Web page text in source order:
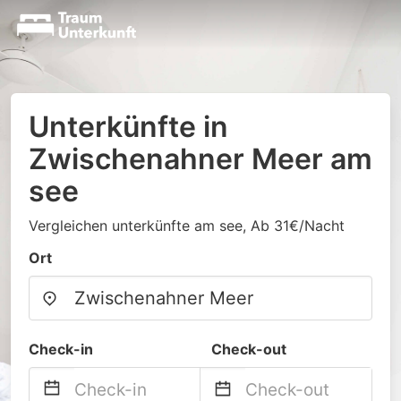
Unterkünfte in
Zwischenahner Meer am
see
Vergleichen unterkünfte am see, Ab 31€/Nacht
Ort
Check-in Check-out